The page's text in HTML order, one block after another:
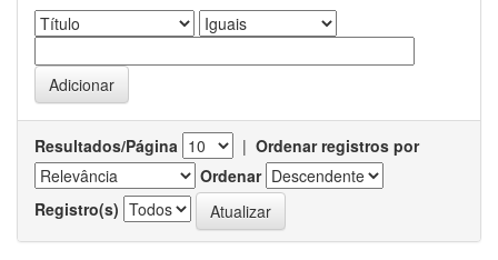
Resultados/Página | Ordenar registros por
Ordenar
Registro(s)